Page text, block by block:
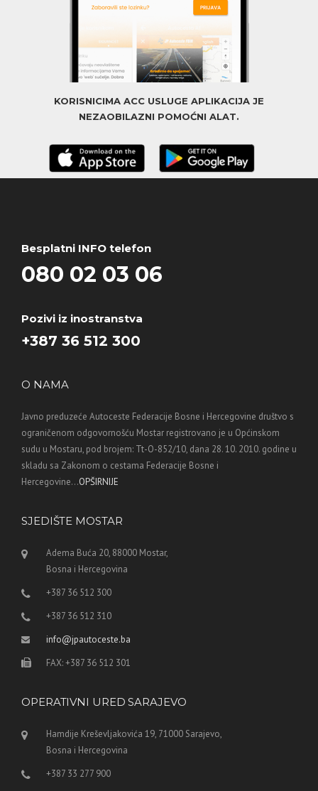
KORISNICIMA ACC USLUGE APLIKACIJA JE
NEZAOBILAZNI POMOĆNI ALAT.
Besplatni INFO telefon
080 02 03 06
Pozivi iz inostranstva
+387 36 512 300
O NAMA
Javno preduzeće Autoceste Federacije Bosne i Hercegovine društvo s
ograničenom odgovornošću Mostar registrovano je u Općinskom
sudu u Mostaru, pod brojem: Tt-O-852/10, dana 28. 10. 2010. godine u
skladu sa Zakonom o cestama Federacije Bosne i
Hercegovine...OPŠIRNIJE
SJEDIŠTE MOSTAR
Adema Buća 20, 88000 Mostar,
Bosna i Hercegovina
+387 36 512 300
+387 36 512 310
info@jpautoceste.ba
FAX: +387 36 512 301
OPERATIVNI URED SARAJEVO
Hamdije Kreševljakovića 19, 71000 Sarajevo,
Bosna i Hercegovina
+387 33 277 900